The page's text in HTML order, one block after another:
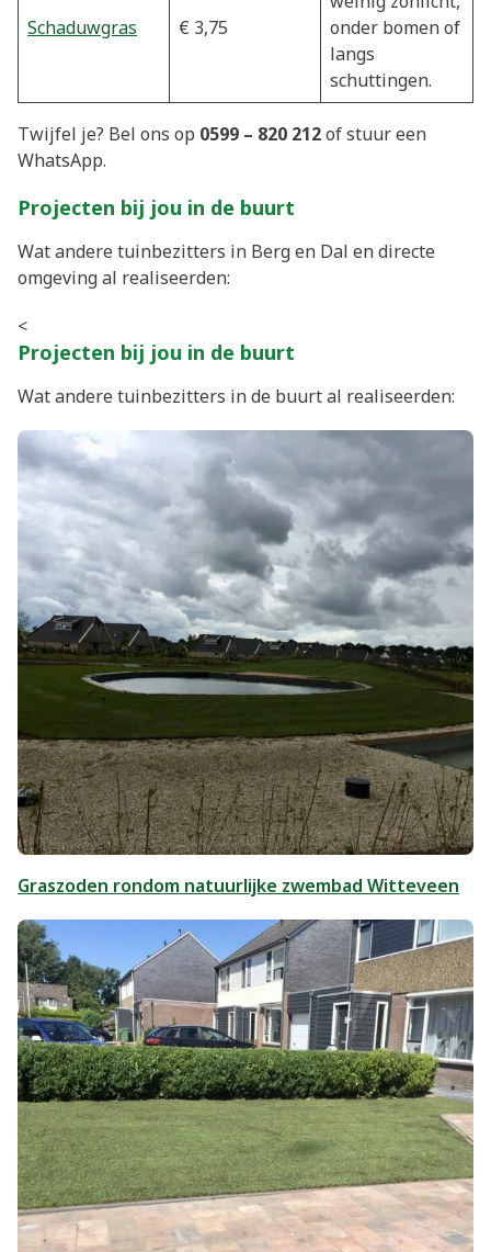
Schaduwgras € 3,75
onder bomen of
langs
schuttingen.
Twijfel je? Bel ons op 0599 – 820 212of stuur een
WhatsApp.
Projecten bij jou in de buurt
Wat andere tuinbezitters in Berg en Dal en directe
omgeving al realiseerden:
<
Projecten bij jou in de buurt
Wat andere tuinbezitters in de buurt al realiseerden:
Graszoden rondom natuurlijke zwembad Witteveen